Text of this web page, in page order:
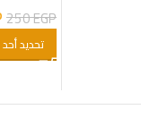
250EGP
تحديد أحد